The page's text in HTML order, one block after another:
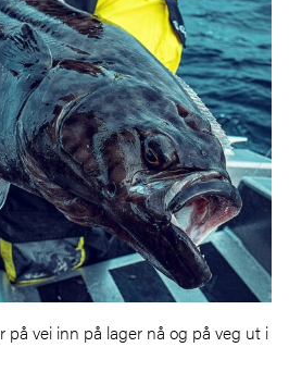
på vei inn på lager nå og på veg ut i